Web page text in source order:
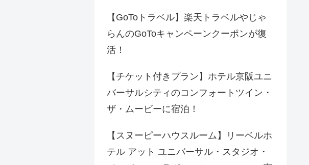
【GoToトラベル】楽天トラベルやじゃ
らんのGoToキャンペーンクーポンが復
活！
【チケット付きプラン】ホテル京阪ユニ
バーサルシティのコンフォートツイン・
ザ・ムービーに宿泊！
【スヌーピーハウスルーム】リーベルホ
テル アット ユニバーサル・スタジオ・